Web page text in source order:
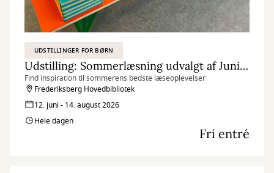
UDSTILLINGER FOR BØRN
Udstilling: Sommerlæsning udvalgt af Juniorpanelet
Find inspiration til sommerens bedste læseoplevelser
Frederiksberg Hovedbibliotek
12. juni - 14. august 2026
Hele dagen
Fri entré